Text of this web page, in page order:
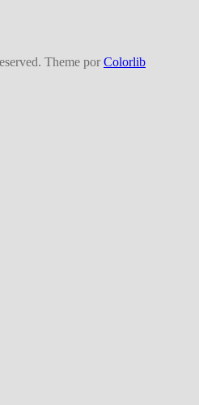
Theme por Colorlib